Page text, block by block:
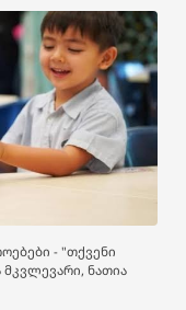
- "თქვენი
ნათია